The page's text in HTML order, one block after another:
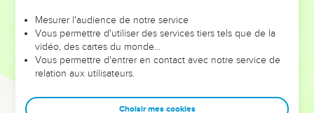
leur foi ou leur vision. Mais on voit moins les doutes, les erreurs
et les saisons difficiles qu'ils ont traversés, alors même que ce
sont elles qui les ont façonnés.
Dans cette conférence, leaders, entrepreneurs, et responsables
clés pour avancer avec plus de sagesse afin que leurs erreurs
Mesurer l'audience de notre service
Vous permettre d'utiliser des services tiers tels que de la
vidéo, des cartes du monde…
Vous permettre d'entrer en contact avec notre service de
relation aux utilisateurs.
Choisir mes cookies